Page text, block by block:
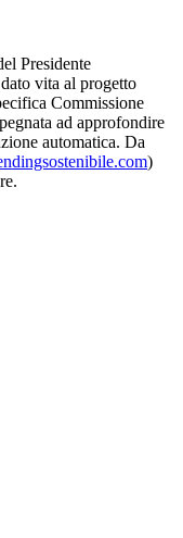
Presidente
vita al progetto
Commissione
ad approfondire
automatica. Da
)